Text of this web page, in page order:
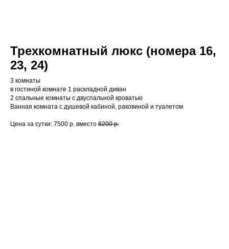
Трехкомнатный люкс (номера 16,
23, 24)
3 комнаты
в гостиной комнате 1 раскладной диван
2 спальные комнаты с двуспальной кроватью
Ванная комната с душевой кабиной, раковиной и туалетом
Цена за сутки: 7500 р. вместо 8200 р.